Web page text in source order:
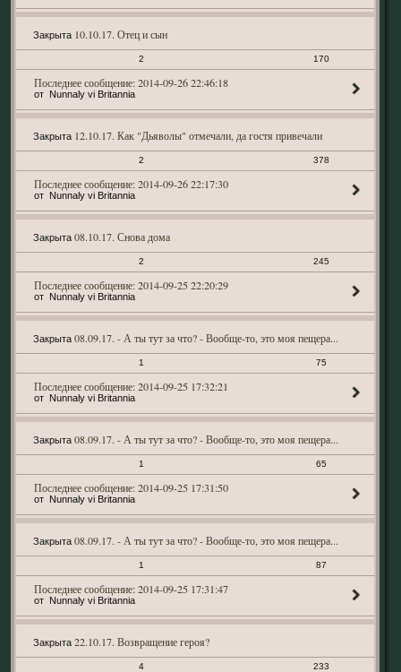
Закрыта 10.10.17. Отец и сын
2 170
2014-09-26 22:46:18
Nunnaly vi Britannia
Закрыта 12.10.17. Как "Дьяволы" отмечали, да гостя привечали
2 378
2014-09-26 22:17:30
Nunnaly vi Britannia
Закрыта 08.10.17. Снова дома
2 245
2014-09-25 22:20:29
Nunnaly vi Britannia
Закрыта 08.09.17. - А ты тут за что? - Вообще-то, это моя пещера...
1 75
2014-09-25 17:32:21
Nunnaly vi Britannia
Закрыта 08.09.17. - А ты тут за что? - Вообще-то, это моя пещера...
1 65
2014-09-25 17:31:50
Nunnaly vi Britannia
Закрыта 08.09.17. - А ты тут за что? - Вообще-то, это моя пещера...
1 87
2014-09-25 17:31:47
Nunnaly vi Britannia
Закрыта 22.10.17. Возвращение героя?
4 233